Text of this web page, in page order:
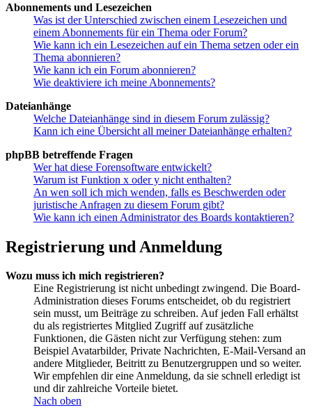
Abonnements und Lesezeichen
Was ist der Unterschied zwischen einem Lesezeichen und
einem Abonnements für ein Thema oder Forum?
Wie kann ich ein Lesezeichen auf ein Thema setzen oder ein
Thema abonnieren?
Wie kann ich ein Forum abonnieren?
Wie deaktiviere ich meine Abonnements?
Dateianhänge
Welche Dateianhänge sind in diesem Forum zulässig?
Kann ich eine Übersicht all meiner Dateianhänge erhalten?
phpBB betreffende Fragen
Wer hat diese Forensoftware entwickelt?
Warum ist Funktion x oder y nicht enthalten?
An wen soll ich mich wenden, falls es Beschwerden oder
juristische Anfragen zu diesem Forum gibt?
Wie kann ich einen Administrator des Boards kontaktieren?
Registrierung und Anmeldung
Wozu muss ich mich registrieren?
Eine Registrierung ist nicht unbedingt zwingend. Die Board-
Administration dieses Forums entscheidet, ob du registriert
sein musst, um Beiträge zu schreiben. Auf jeden Fall erhältst
du als registriertes Mitglied Zugriff auf zusätzliche
Funktionen, die Gästen nicht zur Verfügung stehen: zum
Beispiel Avatarbilder, Private Nachrichten, E-Mail-Versand an
andere Mitglieder, Beitritt zu Benutzergruppen und so weiter.
Wir empfehlen dir eine Anmeldung, da sie schnell erledigt ist
und dir zahlreiche Vorteile bietet.
Nach oben